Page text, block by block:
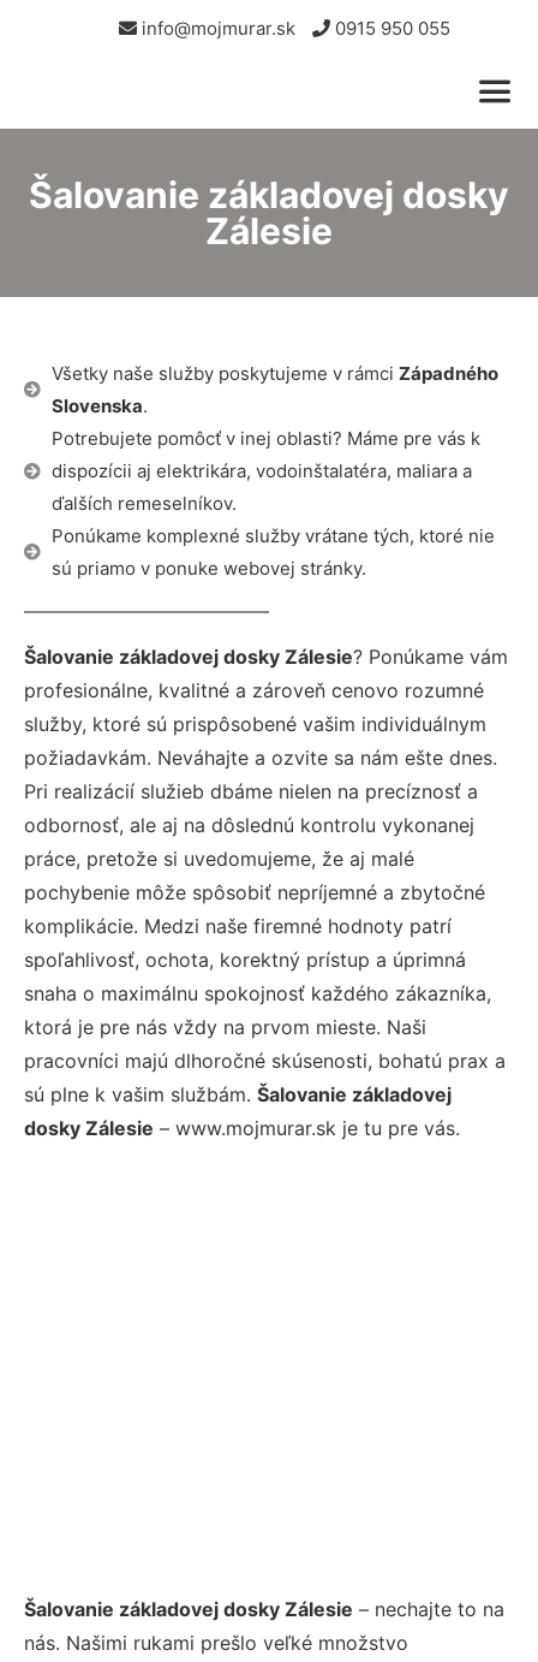
info@mojmurar.sk 0915 950 055
Šalovanie základovej dosky
Zálesie
Všetky naše služby poskytujeme v rámci Západného
Slovenska.
Potrebujete pomôcť v inej oblasti? Máme pre vás k
dispozícii aj elektrikára, vodoinštalatéra, maliara a
ďalších remeselníkov.
Ponúkame komplexné služby vrátane tých, ktoré nie
sú priamo v ponuke webovej stránky.
Šalovanie základovej dosky Zálesie? Ponúkame vám
profesionálne, kvalitné a zároveň cenovo rozumné
služby, ktoré sú prispôsobené vašim individuálnym
požiadavkám. Neváhajte a ozvite sa nám ešte dnes.
Pri realizácií služieb dbáme nielen na precíznosť a
odbornosť, ale aj na dôslednú kontrolu vykonanej
práce, pretože si uvedomujeme, že aj malé
pochybenie môže spôsobiť nepríjemné a zbytočné
komplikácie. Medzi naše firemné hodnoty patrí
spoľahlivosť, ochota, korektný prístup a úprimná
snaha o maximálnu spokojnosť každého zákazníka,
ktorá je pre nás vždy na prvom mieste. Naši
pracovníci majú dlhoročné skúsenosti, bohatú prax a
sú plne k vašim službám. Šalovanie základovej
dosky Zálesie – www.mojmurar.sk je tu pre vás.
Šalovanie základovej dosky Zálesie – nechajte to na
nás. Našimi rukami prešlo veľké množstvo